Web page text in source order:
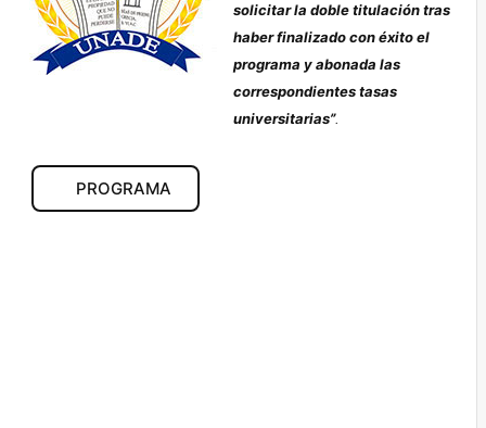
solicitar la doble titulación tras
haber finalizado con éxito el
programa y abonada las
correspondientes tasas
universitarias”.
PROGRAMA